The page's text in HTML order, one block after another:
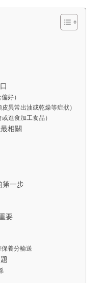
好）
異常出油或乾燥等症狀）
進食加工食品）
相關
第一步
要
養分輸送